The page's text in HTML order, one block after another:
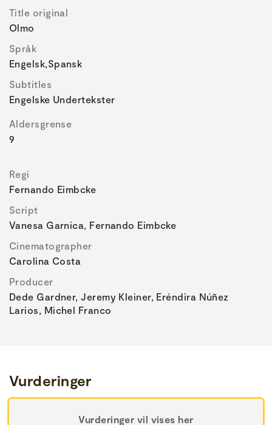
Title original
Olmo
Språk
Engelsk,Spansk
Subtitles
Engelske Undertekster
Aldersgrense
9
Regi
Fernando Eimbcke
Script
Vanesa Garnica, Fernando Eimbcke
Cinematographer
Carolina Costa
Producer
Dede Gardner, Jeremy Kleiner, Eréndira Núñez
Larios, Michel Franco
Vurderinger
Vurderinger vil vises her